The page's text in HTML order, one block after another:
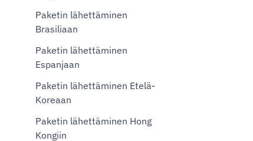
Paketin lähettäminen
Brasiliaan
Paketin lähettäminen
Espanjaan
Paketin lähettäminen Etelä-
Koreaan
Paketin lähettäminen Hong
Kongiin